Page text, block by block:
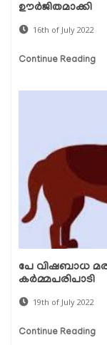
ഊര്‍ജിതമാക്കി
16th of July 2022
Continue Reading
പേ വിഷബാധ
കര്‍മ്മപരിപാടി
19th of July 2022
Continue Reading